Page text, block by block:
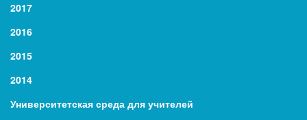
2017
2016
2015
2014
Университетская среда для учителей